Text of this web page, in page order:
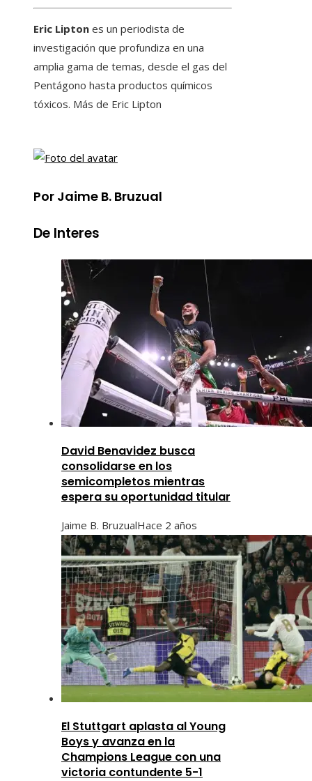
Eric Lipton es un periodista de
investigación que profundiza en una
amplia gama de temas, desde el gas del
Pentágono hasta productos químicos
tóxicos. Más de Eric Lipton
Por Jaime B. Bruzual
De Interes
David Benavidez busca
consolidarse en los
semicompletos mientras
espera su oportunidad titular
Jaime B. BruzualHace 2 años
El Stuttgart aplasta al Young
Boys y avanza en la
Champions League con una
victoria contundente 5-1